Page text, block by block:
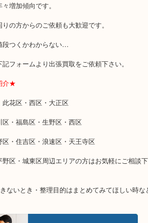
に、此花区や住之江区のみなさまに支えら
ドン・キホーテ弁天町店」は、大阪市
祝日も休まず年中無休で営業中！ドンキと
来店も安心！
しており、駐車場無料サービスがあります
どのお品以外にも切手や骨董品・家電など
・キホーテ弁天町店に来てよかったと思って